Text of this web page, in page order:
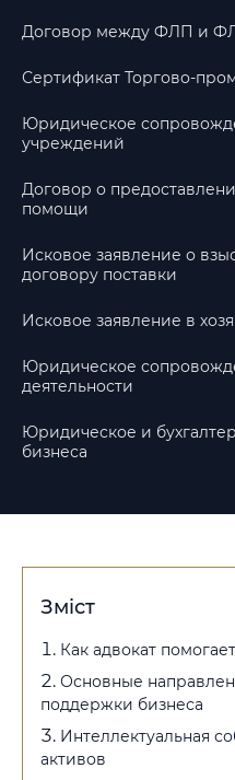
Договор между ФЛП и
Сертификат Торгово-
Юридическое
учреждений
Договор о
помощи
Исковое заявление о
договору поставки
Исковое заявление в
Юридическое
деятельности
Юридическое и
бизнеса
Зміст
Как адвокат
Основные
поддержки бизнеса
Интеллектуальная
активов